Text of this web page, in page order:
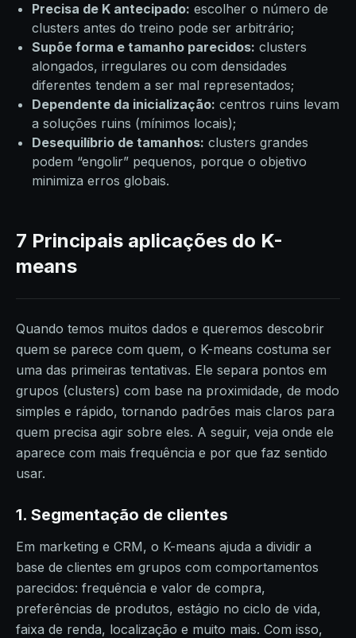
Precisa de K antecipado: escolher o número de
clusters antes do treino pode ser arbitrário;
Supõe forma e tamanho parecidos: clusters
alongados, irregulares ou com densidades
diferentes tendem a ser mal representados;
Dependente da inicialização: centros ruins levam
a soluções ruins (mínimos locais);
Desequilíbrio de tamanhos: clusters grandes
podem “engolir” pequenos, porque o objetivo
minimiza erros globais.
7 Principais aplicações do K-
means
Quando temos muitos dados e queremos descobrir
quem se parece com quem, o K-means costuma ser
uma das primeiras tentativas. Ele separa pontos em
grupos (clusters) com base na proximidade, de modo
simples e rápido, tornando padrões mais claros para
quem precisa agir sobre eles. A seguir, veja onde ele
aparece com mais frequência e por que faz sentido
usar.
1. Segmentação de clientes
Em marketing e CRM, o K-means ajuda a dividir a
base de clientes em grupos com comportamentos
parecidos: frequência e valor de compra,
preferências de produtos, estágio no ciclo de vida,
faixa de renda, localização e muito mais. Com isso,